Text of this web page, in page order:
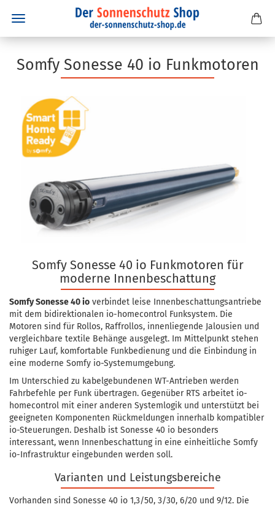
Somfy Sonesse 40 io Funkmotoren
Somfy Sonesse 40 io Funkmotoren für
moderne Innenbeschattung
Somfy Sonesse 40 io verbindet leise Innenbeschattungsantriebe
mit dem bidirektionalen io-homecontrol Funksystem. Die
Motoren sind für Rollos, Raffrollos, innenliegende Jalousien und
vergleichbare textile Behänge ausgelegt. Im Mittelpunkt stehen
ruhiger Lauf, komfortable Funkbedienung und die Einbindung in
eine moderne Somfy io-Systemumgebung.
Im Unterschied zu kabelgebundenen WT-Antrieben werden
Fahrbefehle per Funk übertragen. Gegenüber RTS arbeitet io-
homecontrol mit einer anderen Systemlogik und unterstützt bei
geeigneten Komponenten Rückmeldungen innerhalb kompatibler
io-Steuerungen. Deshalb ist Sonesse 40 io besonders
interessant, wenn Innenbeschattung in eine einheitliche Somfy
io-Infrastruktur eingebunden werden soll.
Varianten und Leistungsbereiche
Vorhanden sind Sonesse 40 io 1,3/50, 3/30, 6/20 und 9/12. Die